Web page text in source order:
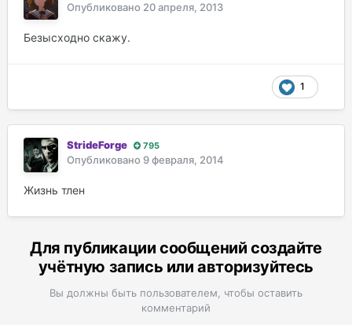
Опубликовано 20 апреля, 2013
Безысходно скажу.
1
StrideForge 795
Опубликовано 9 февраля, 2014
Жизнь тлен
Для публикации сообщений создайте
учётную запись или авторизуйтесь
Вы должны быть пользователем, чтобы оставить
комментарий